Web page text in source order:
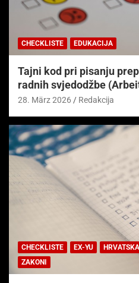
CHECKLISTE EDUKACIJA
Tajni kod pri pisanju
radnih svjedodžbe
28. März 2026 Redakcija
CHECKLISTE EX-YU HRVATSKA
ZAKONI